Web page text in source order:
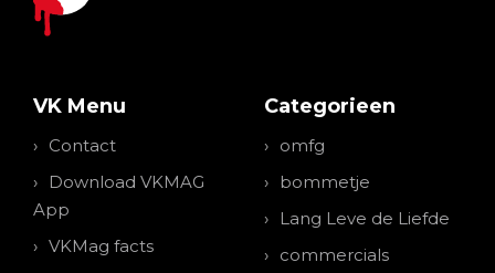
VK Menu
Contact
Download VKMAG
App
VKMag facts
Categorieen
omfg
bommetje
Lang Leve de Liefde
commercials